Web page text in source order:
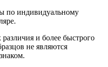
по индивидуальному
и более быстрого
не являются